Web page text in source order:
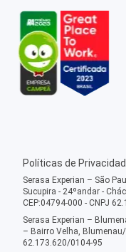
Políticas de
Serasa Experian – São
Sucupira - 24ºandar -
CEP:04794-000 - CNPJ
Serasa Experian –
– Bairro Velha, Blumenau/
62.173.620/0104-95